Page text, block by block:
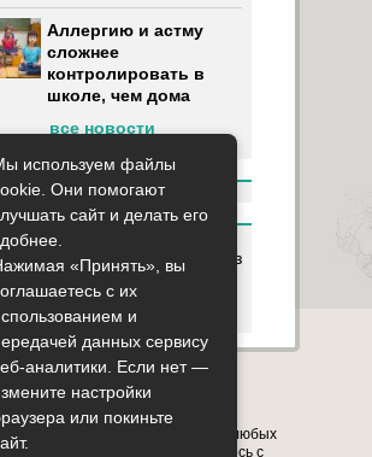
Аллергию и астму
сложнее
контролировать в
школе, чем дома
все новости
данным ресурсом вы
разрешение на сбор, анализ
своих персональных
согласно Правилам
сайта О сайте Контакты
на сайте представлена в
целях. Перед применением любых
обязательно проконсультируйтесь с
используем файлы
Они помогают
сайт и делать его
«Принять», вы
с их
и
данных сервису
аналитики. Если нет —
настройки
или покиньте